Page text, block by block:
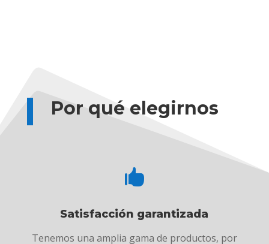
Por qué elegirnos

Satisfacción garantizada
Tenemos una amplia gama de productos, por